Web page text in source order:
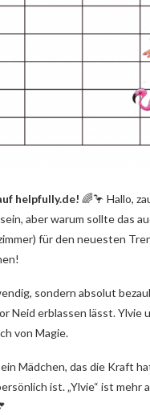
helpfully.de! 🌈🦩 Hallo,
aber warum sollte das
für den neuesten
sondern absolut
Neid erblassen lässt. Ylvie
von Magie.
Mädchen, das die Kraft
ist. „Ylvie“ ist mehr